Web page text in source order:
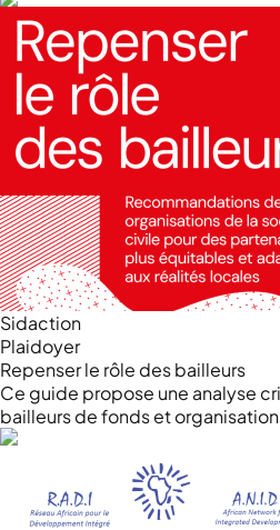
Sidaction
Plaidoyer
Repenser le rôle des bailleurs
Ce guide propose une analyse
bailleurs de fonds et